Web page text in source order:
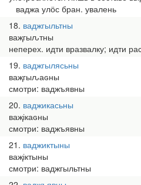
ваджа улӧс бран. увалень
18 ваджгыльтны
ваҗгыԉтны
неперех. идти вразвалку; идти
19 ваджгылясьны
ваҗгыԉаԍны
смотри: ваджъявны
20 ваджикасьны
ваҗікаԍны
смотри: ваджъявны
21 ваджиктыны
ваҗіктыны
смотри: ваджгыльтны